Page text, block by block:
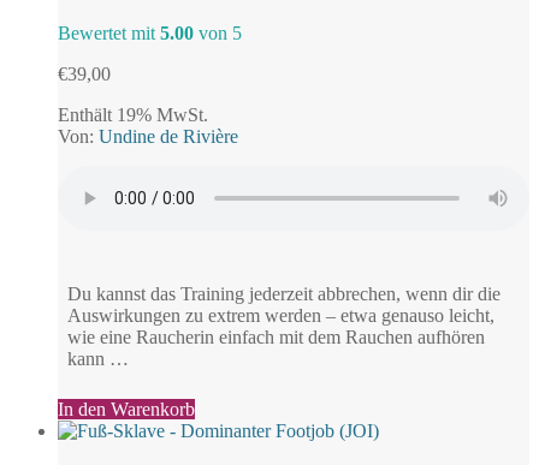
Bewertet mit 5.00 von 5
€39,00
Enthält 19% MwSt.
Von: Undine de Rivière
Du kannst das Training jederzeit abbrechen, wenn dir die
Auswirkungen zu extrem werden – etwa genauso leicht,
wie eine Raucherin einfach mit dem Rauchen aufhören
kann …
In den Warenkorb